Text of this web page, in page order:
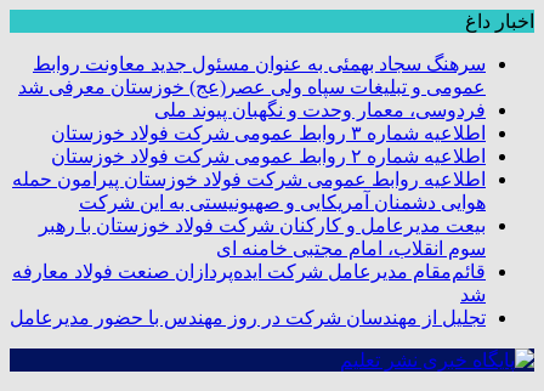
اخبار داغ
سرهنگ سجاد بهمئی به عنوان مسئول جدید معاونت روابط
عمومی و تبلیغات سپاه ولی عصر(عج) خوزستان معرفی شد
فردوسی، معمار وحدت و نگهبان پیوند ملی
اطلاعیه شماره ۳ روابط عمومی شرکت فولاد خوزستان
اطلاعیه شماره ۲ روابط عمومی شرکت فولاد خوزستان
اطلاعیه روابط عمومی شرکت فولاد خوزستان پیرامون حمله
هوایی دشمنان آمریکایی و صهیونیستی به این شرکت
بیعت مدیرعامل و کارکنان شرکت فولاد خوزستان با رهبر
سوم انقلاب، امام مجتبی خامنه ای
قائم‌مقام مدیرعامل شرکت ایده‌پردازان صنعت فولاد معارفه
شد
تجلیل از مهندسان شرکت در روز مهندس با حضور مدیرعامل